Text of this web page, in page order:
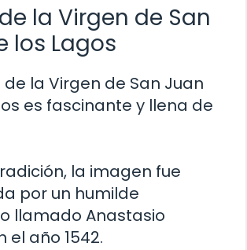
la Virgen de San
los Lagos
de la Virgen de San Juan
es fascinante y llena de
la imagen fue
por un humilde
llamado Anastasio
el año 1542.